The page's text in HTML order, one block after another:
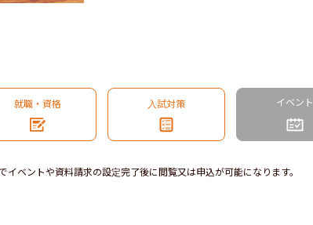
就職・資格 入試対策 イベント
ベントや資料請求の設定完了後に閲覧又は申込が可能になります。